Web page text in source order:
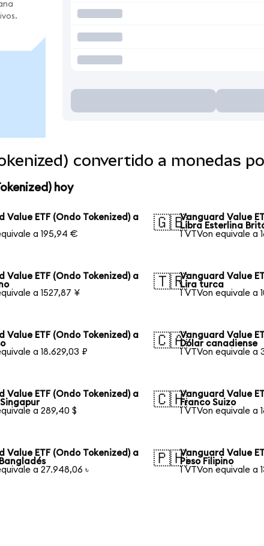
convertido a monedas
hoy
Value ETF (Ondo Tokenized) a
a 195,94 €
🇬🇧Vanguard Value
Libra Esterlina
1 VTVon equivale a
Value ETF (Ondo Tokenized) a
a 1527,87 ¥
🇹🇷Vanguard Value
Lira turca
1 VTVon equivale a
Value ETF (Ondo Tokenized) a
a 18.629,03 ₽
🇨🇦Vanguard Value
Dólar canadiense
1 VTVon equivale a
Value ETF (Ondo Tokenized) a
a 289,40 $
🇨🇭Vanguard Value
Franco Suizo
1 VTVon equivale a
Value ETF (Ondo Tokenized) a
a 27.948,06 ৳
🇵🇭Vanguard Value
Peso Filipino
1 VTVon equivale a